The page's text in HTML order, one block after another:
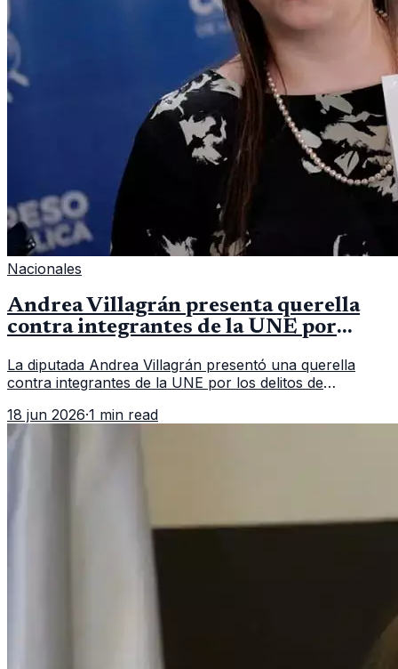
Nacionales
Andrea Villagrán presenta querella
contra integrantes de la UNE por
La diputada Andrea Villagrán presentó una querella
contra integrantes de la UNE por los delitos de
18 jun 2026·1 min read